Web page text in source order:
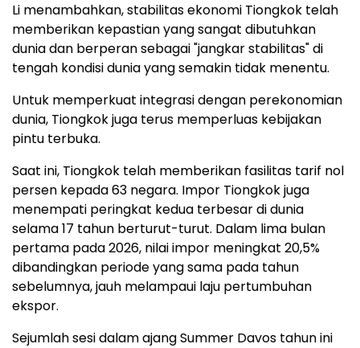
Li menambahkan, stabilitas ekonomi Tiongkok telah
memberikan kepastian yang sangat dibutuhkan
dunia dan berperan sebagai "jangkar stabilitas" di
tengah kondisi dunia yang semakin tidak menentu.
Untuk memperkuat integrasi dengan perekonomian
dunia, Tiongkok juga terus memperluas kebijakan
pintu terbuka.
Saat ini, Tiongkok telah memberikan fasilitas tarif nol
persen kepada 63 negara. Impor Tiongkok juga
menempati peringkat kedua terbesar di dunia
selama 17 tahun berturut-turut. Dalam lima bulan
pertama pada 2026, nilai impor meningkat 20,5%
dibandingkan periode yang sama pada tahun
sebelumnya, jauh melampaui laju pertumbuhan
ekspor.
Sejumlah sesi dalam ajang Summer Davos tahun ini